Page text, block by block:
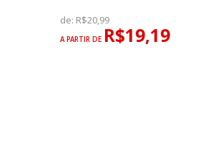
de: R$20,99
A PARTIR DE R$19,19